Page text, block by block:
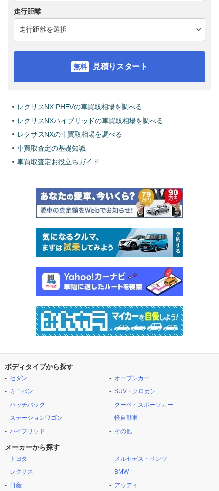
走行距離
見積りスタート
レクサスNX PHEVの車買取相場を調べる
レクサスNXハイブリッドの車買取相場を調べる
レクサスNXの車買取相場を調べる
車買取査定の基礎知識
車買取査定お役立ちガイド
ボディタイプから探す
セダン
ミニバン
ハッチバック
ステーションワゴン
ハイブリッド
オープンカー
SUV・クロカン
クーペ・スポーツカー
軽自動車
その他
メーカーから探す
トヨタ
レクサス
日産
メルセデス・ベンツ
BMW
アウディ